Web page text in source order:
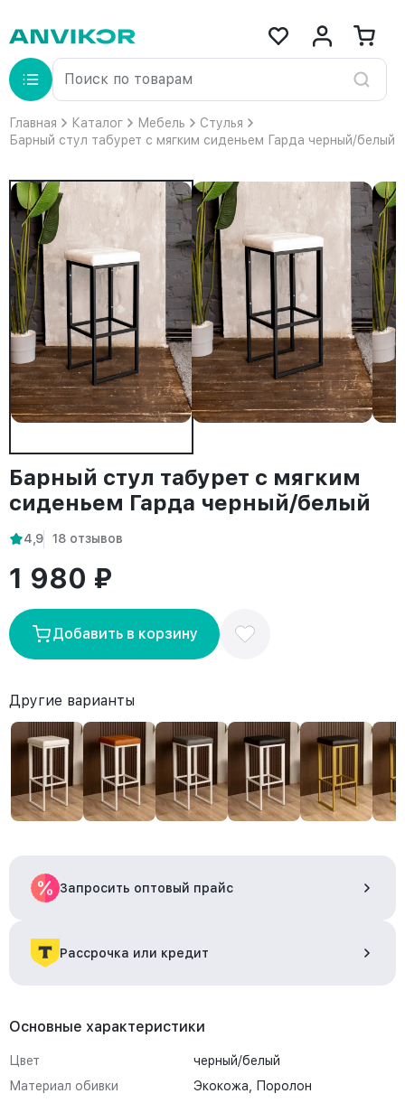
Главная Каталог Мебель
Стулья
Барный стул табурет с мягким сиденьем Гарда черный/белый
Барный стул табурет с мягким
сиденьем Гарда черный/белый
4,9 18 отзывов
1 980 ₽
Добавить в корзину
Другие варианты
Запросить оптовый прайс
Рассрочка или кредит
Основные характеристики
Цвет
черный/белый
Материал обивки
Экокожа, Поролон